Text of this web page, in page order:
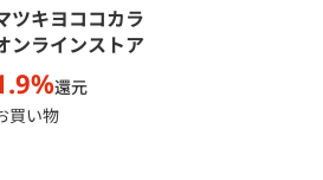
ツキヨココカラ
ンラインストア
還元
買い物